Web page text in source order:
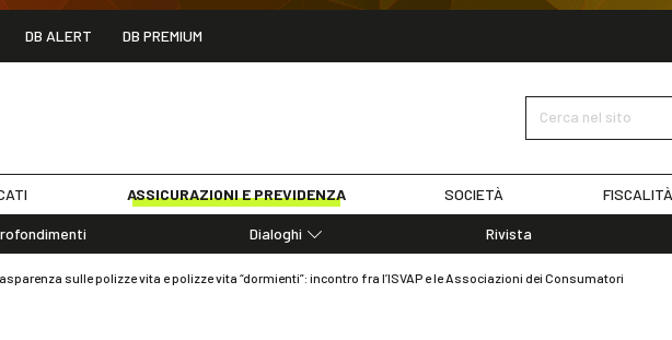
WEBINAR / 29 settembre SCOPRI I
DB ALERT DB PREMIUM
Cerca nel sito
ASSICURAZIONI E PREVIDENZA SOCIETÀ
Dialoghi
Rivista
sulle polizze vita e polizze vita “dormienti”: incontro fra l’ISVAP e le Associazioni dei Consumatori